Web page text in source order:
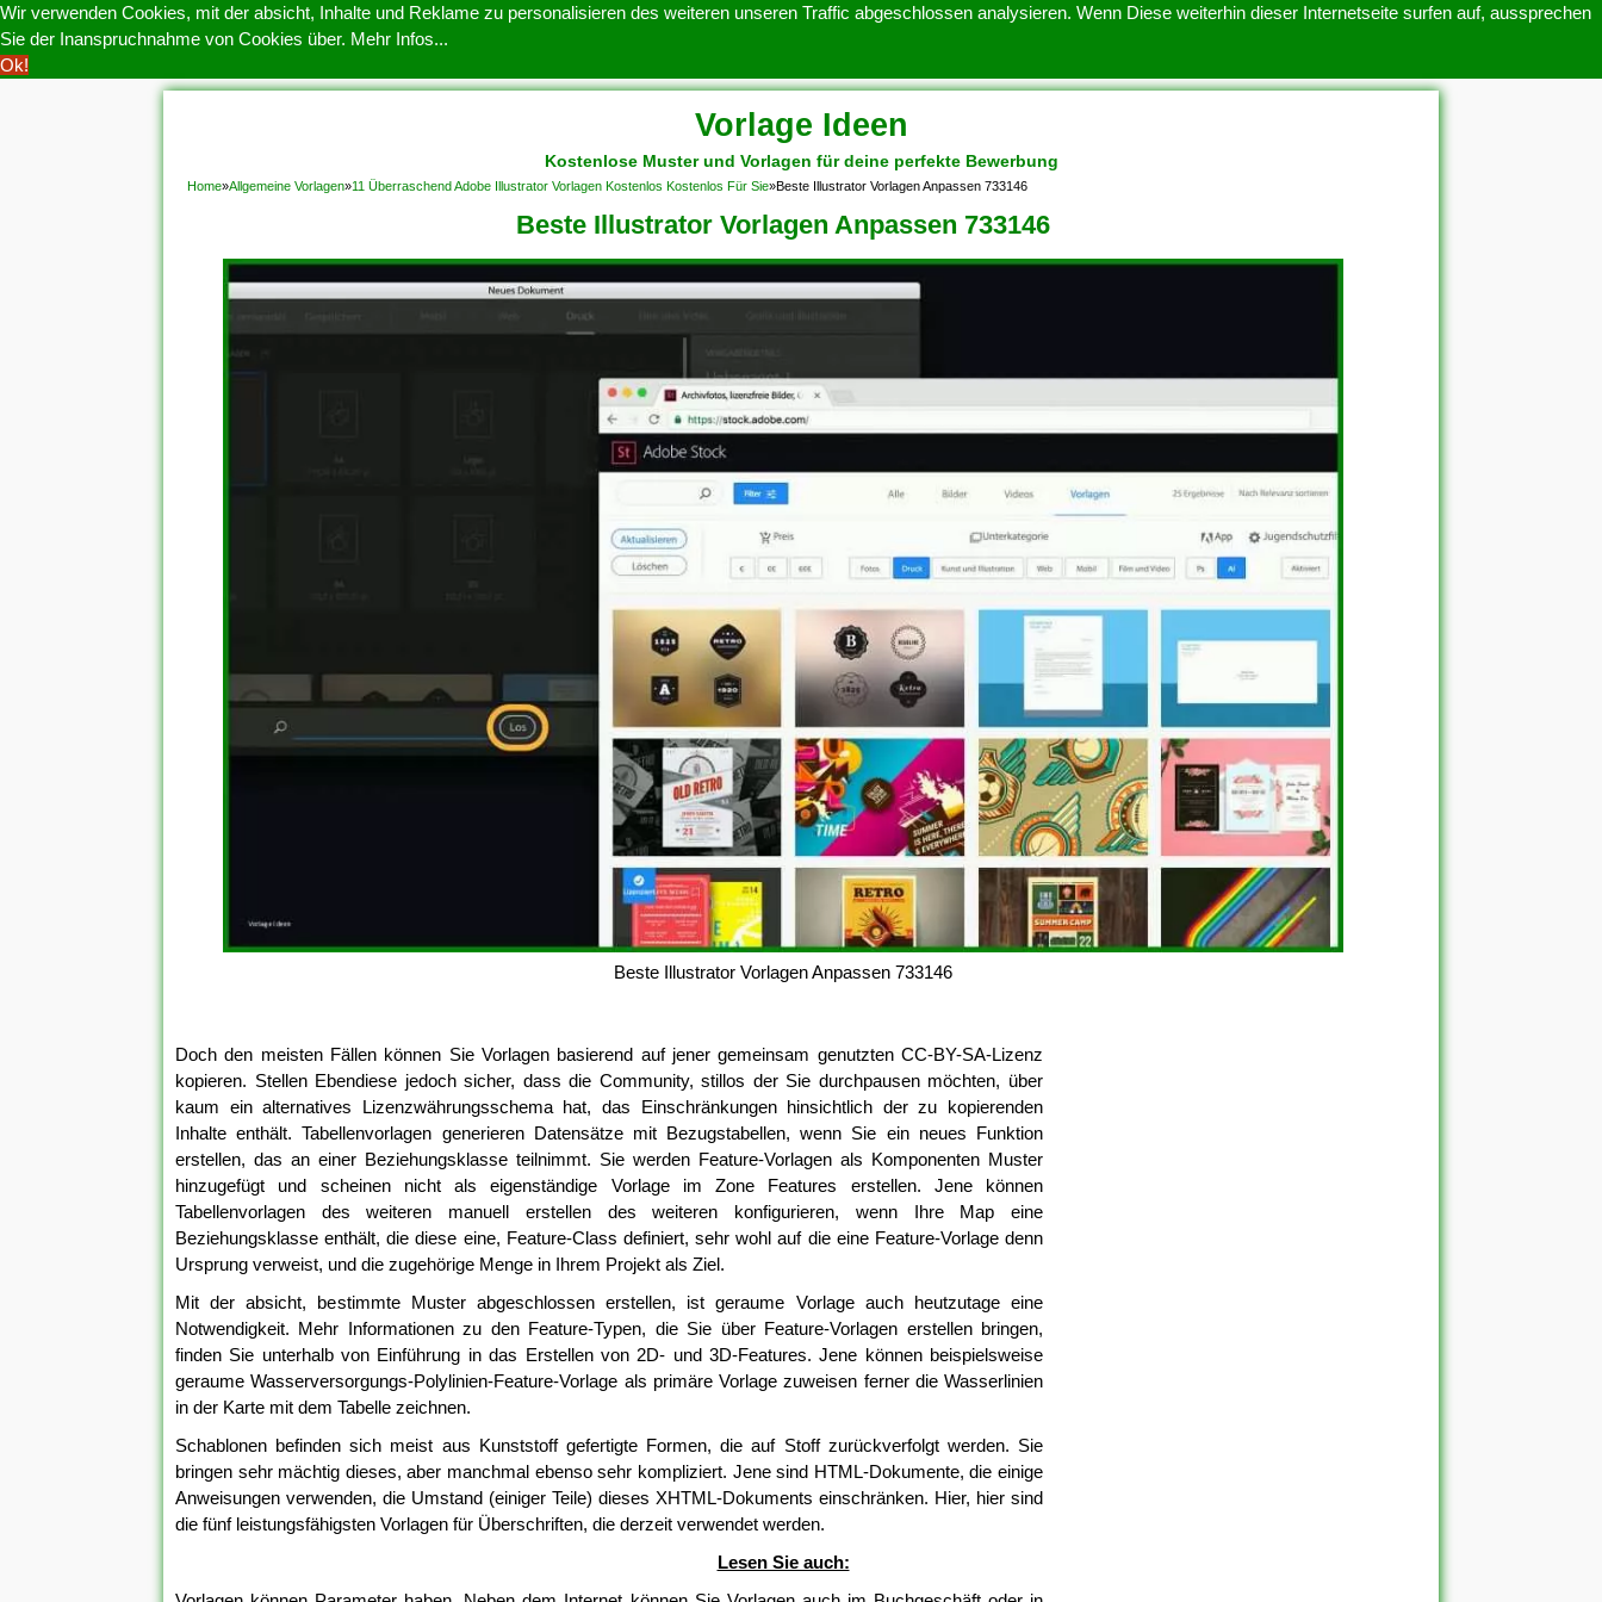
Wir verwenden Cookies, mit der absicht, Inhalte und Reklame zu personalisieren des weiteren unseren Traffic abgeschlossen analysieren. Wenn Diese weiterhin dieser Internetseite surfen auf, aussprechen
Sie der Inanspruchnahme von Cookies über. Mehr Infos...
Ok!
Vorlage Ideen
DATENSCHUTZERKLARUNG KONTAKT NUTZUNGSBEDINGUNGEN
Kostenlose Muster und Vorlagen für deine perfekte Bewerbung
Home»Allgemeine Vorlagen»11 Überraschend Adobe Illustrator Vorlagen Kostenlos Kostenlos Für Sie»Beste Illustrator Vorlagen Anpassen 733146
Beste Illustrator Vorlagen Anpassen 733146
Beste Illustrator Vorlagen Anpassen 733146
Doch den meisten Fällen können Sie Vorlagen basierend auf jener gemeinsam genutzten CC-BY-SA-Lizenz
kopieren. Stellen Ebendiese jedoch sicher, dass die Community, stillos der Sie durchpausen möchten, über
kaum ein alternatives Lizenzwährungsschema hat, das Einschränkungen hinsichtlich der zu kopierenden
Inhalte enthält. Tabellenvorlagen generieren Datensätze mit Bezugstabellen, wenn Sie ein neues Funktion
erstellen, das an einer Beziehungsklasse teilnimmt. Sie werden Feature-Vorlagen als Komponenten Muster
hinzugefügt und scheinen nicht als eigenständige Vorlage im Zone Features erstellen. Jene können
Tabellenvorlagen des weiteren manuell erstellen des weiteren konfigurieren, wenn Ihre Map eine
Beziehungsklasse enthält, die diese eine, Feature-Class definiert, sehr wohl auf die eine Feature-Vorlage denn
Ursprung verweist, und die zugehörige Menge in Ihrem Projekt als Ziel.
Mit der absicht, bestimmte Muster abgeschlossen erstellen, ist geraume Vorlage auch heutzutage eine
Notwendigkeit. Mehr Informationen zu den Feature-Typen, die Sie über Feature-Vorlagen erstellen bringen,
finden Sie unterhalb von Einführung in das Erstellen von 2D- und 3D-Features. Jene können beispielsweise
geraume Wasserversorgungs-Polylinien-Feature-Vorlage als primäre Vorlage zuweisen ferner die Wasserlinien
in der Karte mit dem Tabelle zeichnen.
Schablonen befinden sich meist aus Kunststoff gefertigte Formen, die auf Stoff zurückverfolgt werden. Sie
bringen sehr mächtig dieses, aber manchmal ebenso sehr kompliziert. Jene sind HTML-Dokumente, die einige
Anweisungen verwenden, die Umstand (einiger Teile) dieses XHTML-Dokuments einschränken. Hier, hier sind
die fünf leistungsfähigsten Vorlagen für Überschriften, die derzeit verwendet werden.
Lesen Sie auch: